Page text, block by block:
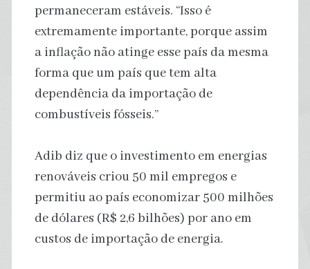
permaneceram estáveis. “Isso é
extremamente importante, porque assim
a inflação não atinge esse país da mesma
forma que um país que tem alta
dependência da importação de
combustíveis fósseis.”
Adib diz que o investimento em energias
renováveis ​​criou 50 mil empregos e
permitiu ao país economizar 500 milhões
de dólares (R$ 2,6 bilhões) por ano em
custos de importação de energia.